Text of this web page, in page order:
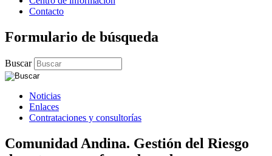
Contacto
Formulario de búsqueda
Buscar
Noticias
Enlaces
Contrataciones y consultorías
Comunidad Andina. Gestión del Riesgo